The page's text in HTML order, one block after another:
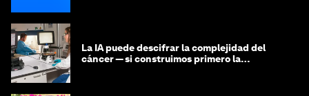
La IA puede descifrar la complejidad del
cáncer — si construimos primero la